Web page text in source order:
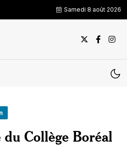
Samedi 8 août 2026
Collège Boréal